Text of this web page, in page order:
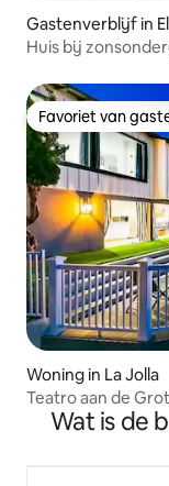
Gastenverblijf in
Huis bij
Favoriet van
Favoriet van
Woning in La Jolla
Teatro aan de
Wat is de